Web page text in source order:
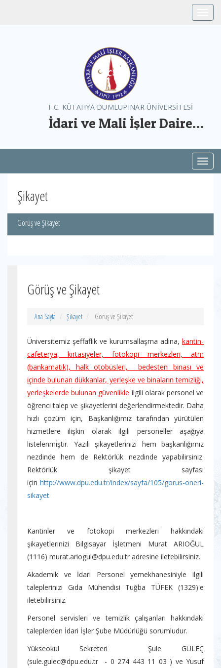
T.C. KÜTAHYA DUMLUPINAR ÜNİVERSİTESİ
İdari ve Mali İşler Daire
Şikayet
Görüş ve Şikayet
Görüş ve Şikayet
Ana Sayfa Şikayet Görüş ve Şikayet
Üniversitemiz şeffaflık ve kurumsallaşma adına, kantin-
cafeterya, kırtasiyeler, fotokopi merkezleri, atm
(bankamatik), halk otobüsleri, bedesten binası ve
içinde bulunan dükkanlar, yerleşke ve binaların temizliği,
yerleşkelerde bulunan güvenlikle ilgili olarak personel ve
öğrenci talep ve şikayetlerini değerlendirmektedir. Daha
hızlı çözüm için, Başkanlığımız tarafından yürütülen
hizmetlere ilişkin olarak ilgili personeller aşağıya
listelenmiştir. Yazılı şikayetlerinizi hem başkanlığımız
nezdinde hem de Rektörlük nezdinde yapabilirsiniz.
Rektörlük şikayet sayfası
için http://www.dpu.edu.tr/index/sayfa/105/gorus-oneri-
sikayet
Kantinler ve fotokopi merkezleri hakkındaki
şikayetlerinizi Bilgisayar İşletmeni Murat ARIOĞUL
(1116) murat.ariogul@dpu.edu.tr adresine iletebilirsiniz.
Akademik ve İdari Personel yemekhanesiniyle ilgili
taleplerinizi Gıda Mühendisi Tuğba TÜFEK (1329)'e
iletebilirsiniz.
Personel servisleri ve temizlik çalışanları hakkındaki
taleplerden İdari İşler Şube Müdürlüğü sorumludur.
Yükseokul Sekreteri Şule GÜLEÇ
(sule.gulec@dpu.edu.tr - 0 274 443 11 03 ) ve Yusuf